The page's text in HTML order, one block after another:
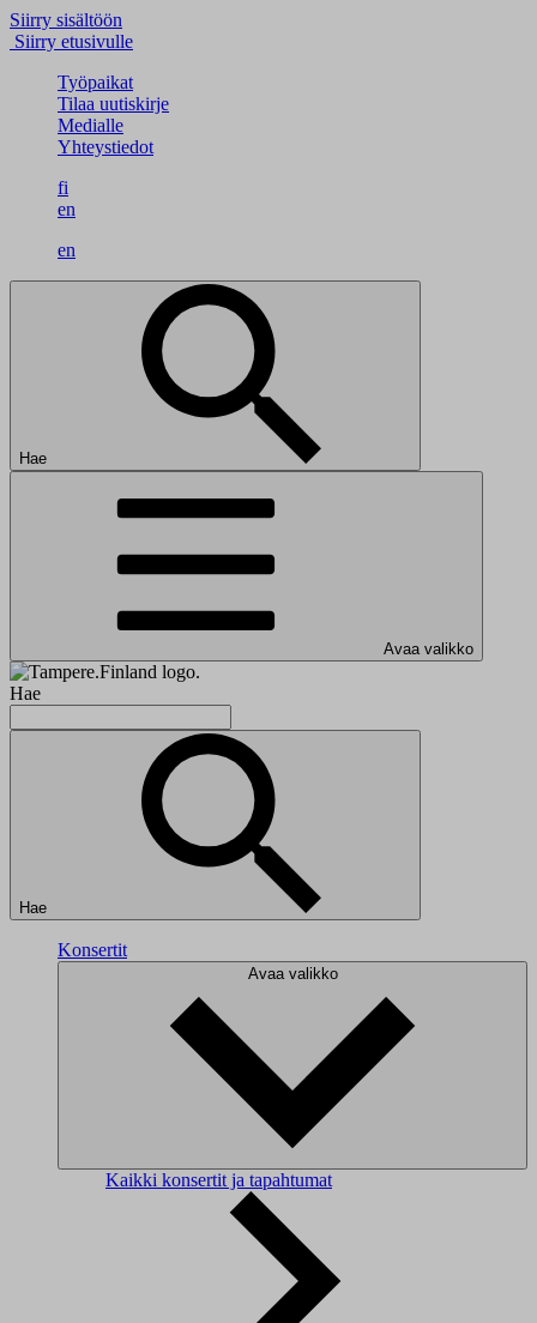
Siirry sisältöön
Siirry etusivulle
Työpaikat
Tilaa uutiskirje
Medialle
Yhteystiedot
fi
en
en
Hae
Avaa valikko
Hae
Hae
Konsertit
Avaa valikko
Kaikki konsertit ja tapahtumat